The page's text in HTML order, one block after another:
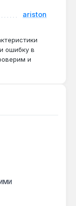
Ariston серии
закрытии
ошибки,
1 год,
ariston
ошибку в
и